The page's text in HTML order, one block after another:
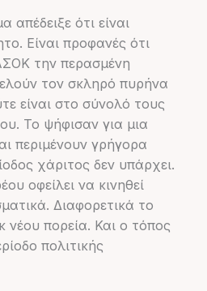
ότι είναι
Είναι προφανές ότι
την περασμένη
τον σκληρό πυρήνα
είναι στο σύνολό τους
Το ψήφισαν για μια
περιμένουν γρήγορα
χάριτος δεν υπάρχει.
οφείλει να κινηθεί
Διαφορετικά το
νέου πορεία. Και ο τόπος
πολιτικής